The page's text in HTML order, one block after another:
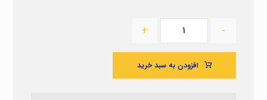
-
+
افزودن به سبد خرید